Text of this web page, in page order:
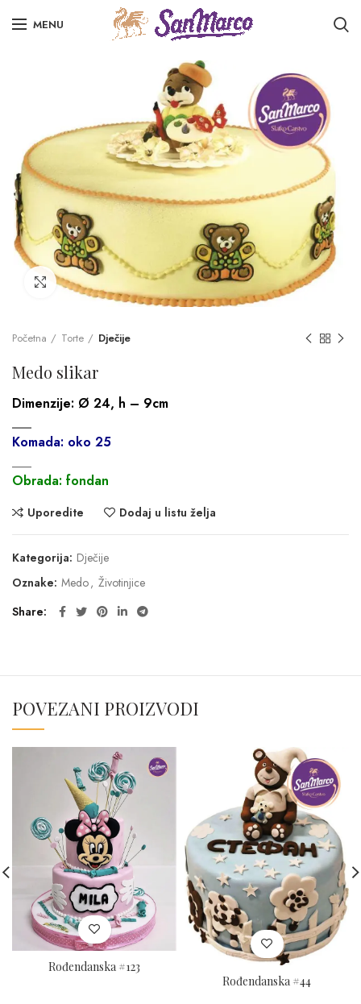
MENU
Click to enlarge
Početna Torte Dječije
Medo slikar
Dimenzije: Ø 24, h – 9cm
___
Komada: oko 25
Obrada: fondan
Uporedite Dodaj u listu želja
Kategorija: Dječije
Oznake: Medo, Životinjice
Share
POVEZANI PROIZVODI
Rođendanska #123
Rođendanska #44